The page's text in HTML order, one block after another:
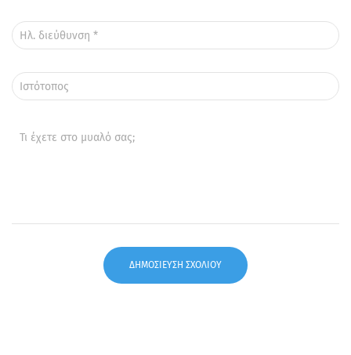
Ηλ. διεύθυνση *
Ιστότοπος
Τι έχετε στο μυαλό σας;